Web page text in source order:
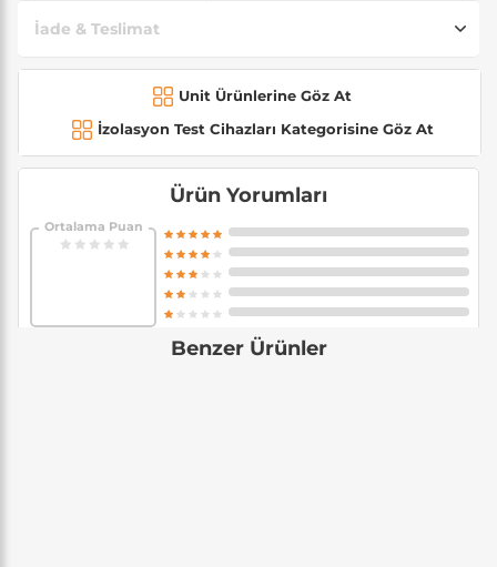
İade & Teslimat
Unit Ürünlerine Göz At
İzolasyon Test Cihazları Kategorisine Göz At
Ürün Yorumları
Ortalama Puan
Benzer Ürünler